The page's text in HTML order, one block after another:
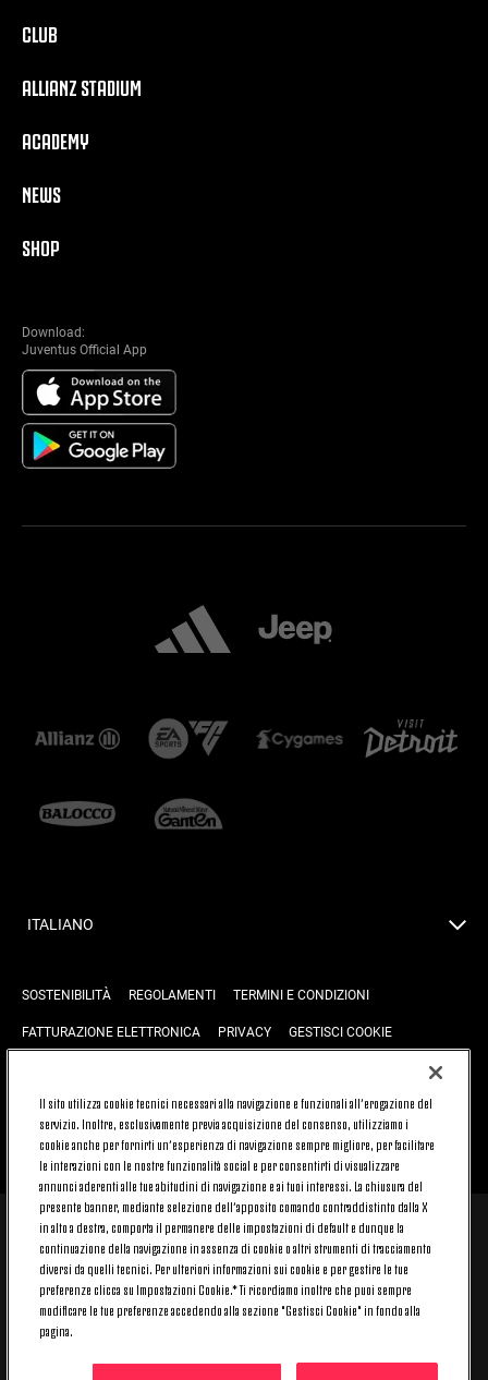
CLUB
ALLIANZ STADIUM
ACADEMY
NEWS
SHOP
Download:
Juventus Official App
ITALIANO
SOSTENIBILITÀ REGOLAMENTI TERMINI E CONDIZIONI
FATTURAZIONE ELETTRONICA PRIVACY GESTISCI COOKIE
TORNA SU
© 2026 Juventus Football Club S.p.A.
Juventus Football Club S.p.A. Via Druento, 175 10151 Torino - Italia;
CONTACT CENTER (+39) 011.45.30.486. Il servizio è attivo dal lunedì al
venerdì (9-20) e il sabato (9-15), festivi esclusi.
Il costo del servizio varia in base al piano tariffario sottoscritto con il
proprio operatore telefonico e non prevede alcun costo aggiuntivo.
Il sito utilizza cookie tecnici necessari alla navigazione e funzionali all’erogazione del
servizio. Inoltre, esclusivamente previa acquisizione del consenso, utilizziamo i
cookie anche per fornirti un’esperienza di navigazione sempre migliore, per facilitare
le interazioni con le nostre funzionalità social e per consentirti di visualizzare
annunci aderenti alle tue abitudini di navigazione e ai tuoi interessi. La chiusura del
presente banner, mediante selezione dell’apposito comando contraddistinto dalla X
in alto a destra, comporta il permanere delle impostazioni di default e dunque la
continuazione della navigazione in assenza di cookie o altri strumenti di tracciamento
diversi da quelli tecnici. Per ulteriori informazioni sui cookie e per gestire le tue
preferenze clicca su Impostazioni Cookie.* Ti ricordiamo inoltre che puoi sempre
modificare le tue preferenze accedendo alla sezione "Gestisci Cookie" in fondo alla
pagina.